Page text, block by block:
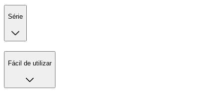
Série
Fácil de utilizar